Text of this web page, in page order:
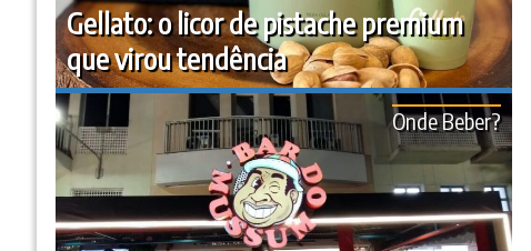
Gellato: o licor de pistache premium
que virou tendência
Onde Beber?